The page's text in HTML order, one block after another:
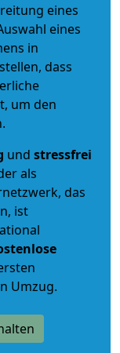
eines
eines
in
dass
um den
und stressfrei
als
das
ist
Umzug.